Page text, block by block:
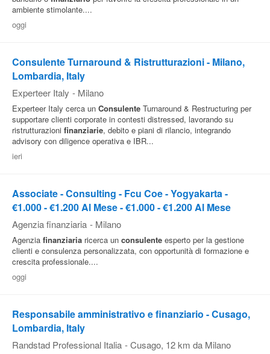
ambiente stimolante....
oggi
Consulente Turnaround & Ristrutturazioni - Milano,
Lombardia, Italy
Experteer Italy - Milano
Experteer Italy cerca un Consulente Turnaround & Restructuring per
supportare clienti corporate in contesti distressed, lavorando su
ristrutturazioni finanziarie, debito e piani di rilancio, integrando
advisory con diligence operativa e IBR...
ieri
Associate - Consulting - Fcu Coe - Yogyakarta -
€1.000 - €1.200 Al Mese - €1.000 - €1.200 Al Mese
Agenzia finanziaria - Milano
Agenzia finanziaria ricerca un consulente esperto per la gestione
clienti e consulenza personalizzata, con opportunità di formazione e
crescita professionale....
oggi
Responsabile amministrativo e finanziario - Cusago,
Lombardia, Italy
Randstad Professional Italia - Cusago, 12 km da Milano